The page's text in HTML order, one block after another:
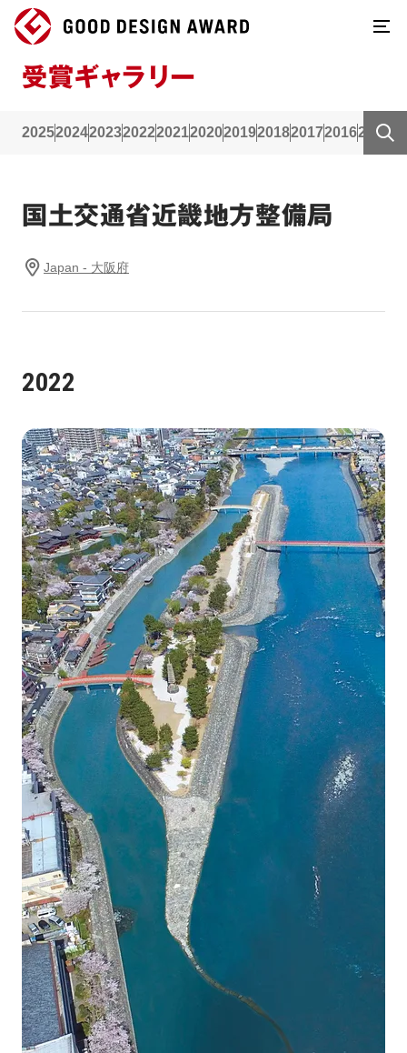
受賞ギャラリー
20252024202320222021202020192018201720162015
国土交通省近畿地方整備局
Japan - 大阪府
2022